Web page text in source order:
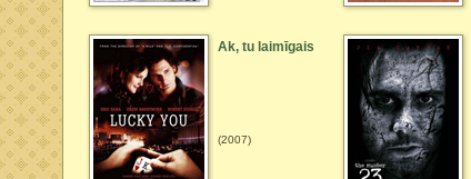
Ak, tu laimīgais
(2007)